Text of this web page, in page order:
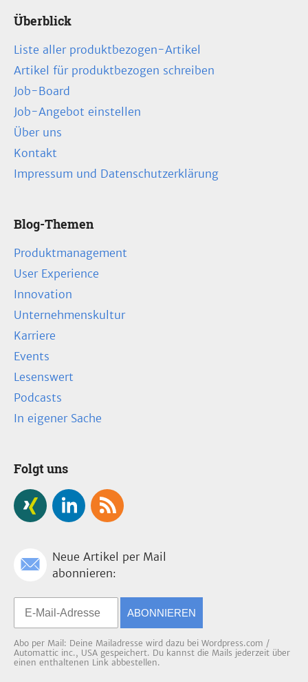
Überblick
Liste aller produktbezogen-Artikel
Artikel für produktbezogen schreiben
Job-Board
Job-Angebot einstellen
Über uns
Kontakt
Impressum und Datenschutzerklärung
Blog-Themen
Produktmanagement
User Experience
Innovation
Unternehmenskultur
Karriere
Events
Lesenswert
Podcasts
In eigener Sache
Folgt uns
Neue Artikel per Mail
abonnieren:
ABONNIEREN
Abo per Mail: Deine Mailadresse wird dazu bei Wordpress.com /
Automattic inc., USA gespeichert. Du kannst die Mails jederzeit über
einen enthaltenen Link abbestellen.